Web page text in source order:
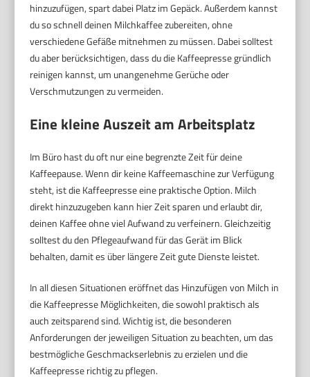
hinzuzufügen, spart dabei Platz im Gepäck. Außerdem kannst
du so schnell deinen Milchkaffee zubereiten, ohne
verschiedene Gefäße mitnehmen zu müssen. Dabei solltest
du aber berücksichtigen, dass du die Kaffeepresse gründlich
reinigen kannst, um unangenehme Gerüche oder
Verschmutzungen zu vermeiden.
Eine kleine Auszeit am Arbeitsplatz
Im Büro hast du oft nur eine begrenzte Zeit für deine
Kaffeepause. Wenn dir keine Kaffeemaschine zur Verfügung
steht, ist die Kaffeepresse eine praktische Option. Milch
direkt hinzuzugeben kann hier Zeit sparen und erlaubt dir,
deinen Kaffee ohne viel Aufwand zu verfeinern. Gleichzeitig
solltest du den Pflegeaufwand für das Gerät im Blick
behalten, damit es über längere Zeit gute Dienste leistet.
In all diesen Situationen eröffnet das Hinzufügen von Milch in
die Kaffeepresse Möglichkeiten, die sowohl praktisch als
auch zeitsparend sind. Wichtig ist, die besonderen
Anforderungen der jeweiligen Situation zu beachten, um das
bestmögliche Geschmackserlebnis zu erzielen und die
Kaffeepresse richtig zu pflegen.